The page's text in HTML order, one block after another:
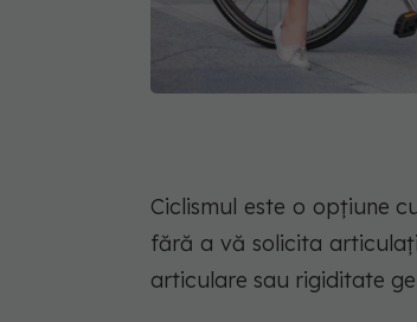
Ciclismul este o opțiune
fără a vă solicita
articulare sau rigiditate